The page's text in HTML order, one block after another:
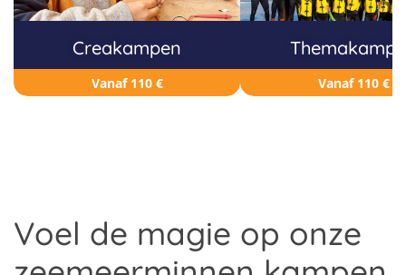
Creakampen
Vanaf 110 € Vanaf 110 €
Voel de magie op onze